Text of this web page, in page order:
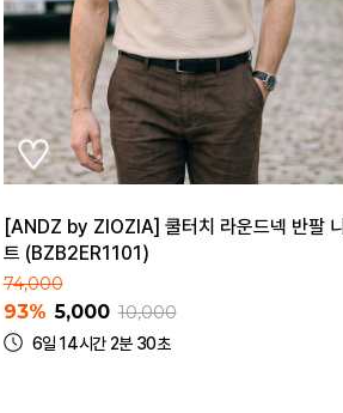
[ANDZ by ZIOZIA] 쿨터치 라운드넥 반팔 니
트 (BZB2ER1101)
74,000
93% 5,000 10,000
6일 14시간 2분 30초